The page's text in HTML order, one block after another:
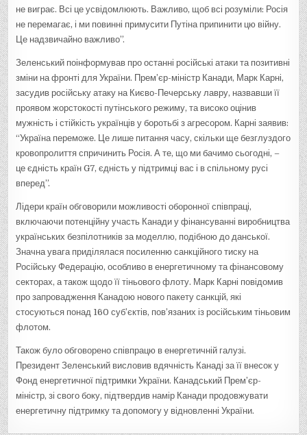
не виграє. Всі це усвідомлюють. Важливо, щоб всі розуміли: Росія
не перемагає, і ми повинні примусити Путіна припинити цю війну.
Це надзвичайно важливо”.
Зеленський поінформував про останні російські атаки та позитивні
зміни на фронті для України. Прем’єр-міністр Канади, Марк Карні,
засудив російську атаку на Києво-Печерську лавру, назвавши її
проявом жорстокості путінського режиму, та високо оцінив
мужність і стійкість українців у боротьбі з агресором. Карні заявив:
“Україна переможе. Це лише питання часу, скільки ще безглуздого
кровопролиття спричинить Росія. А те, що ми бачимо сьогодні, –
це єдність країн G7, єдність у підтримці вас і в спільному русі
вперед”.
Лідери країн обговорили можливості оборонної співпраці,
включаючи потенційну участь Канади у фінансуванні виробництва
українських безпілотників за моделлю, подібною до данської.
Значна увага приділялася посиленню санкційного тиску на
Російську Федерацію, особливо в енергетичному та фінансовому
секторах, а також щодо її тіньового флоту. Марк Карні повідомив
про запровадження Канадою нового пакету санкцій, які
стосуються понад 160 суб’єктів, пов’язаних із російським тіньовим
флотом.
Також було обговорено співпрацю в енергетичній галузі.
Президент Зеленський висловив вдячність Канаді за її внесок у
Фонд енергетичної підтримки України. Канадський Прем’єр-
міністр, зі свого боку, підтвердив намір Канади продовжувати
енергетичну підтримку та допомогу у відновленні України.